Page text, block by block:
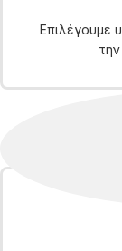
Επιλέγουμε